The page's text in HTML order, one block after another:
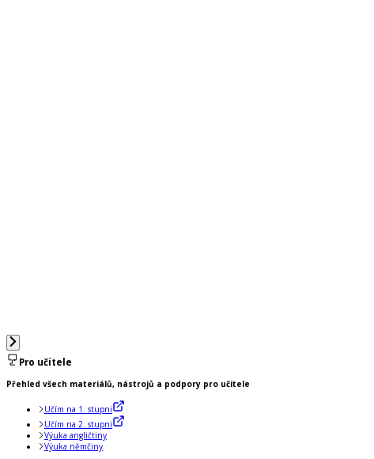
Pro učitele
Přehled všech materiálů, nástrojů a podpory pro učitele
Učím na 1. stupni
Učím na 2. stupni
Výuka angličtiny
Výuka němčiny